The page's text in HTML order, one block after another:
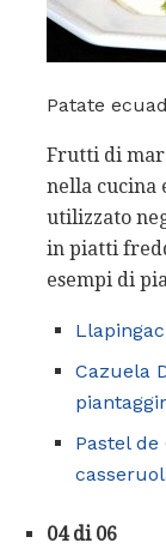
Patate
Frutti di
nella cucina
utilizzato
in piatti
esempi di
Cazuela
Pastel
04 di 06